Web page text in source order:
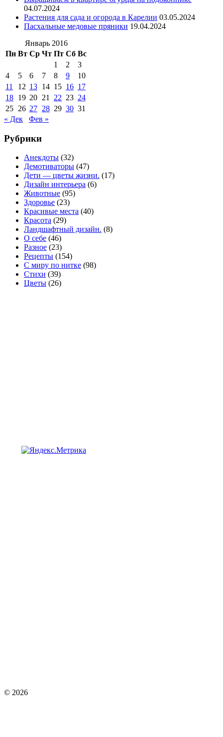
04.07.2024
Растения для сада и огорода в Карелии 03.05.2024
Пасхальные медовые пряники 19.04.2024
Январь 2016
Пн Вт Ср Чт Пт Сб Вс
1
2
3
4
5 6 7 8 9
10
11
12 13 14 15 16 17
18 19 20 21 22 23 24
25 26 27 28 29 30 31
« Дек
Фев »
Рубрики
Анекдоты (32)
Демотиваторы (47)
Дети — цветы жизни. (17)
Дизайн интерьера (6)
Животные (95)
Здоровье (23)
Красивые места (40)
Красота (29)
Ландшафтный дизайн. (8)
О себе (46)
Разное (23)
Рецепты (154)
С миру по нитке (98)
Стихи (39)
Цветы (26)
© 2026